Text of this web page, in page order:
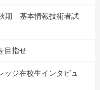
期 基本情報技術者試
目指せ
ジ在校生インタビュ